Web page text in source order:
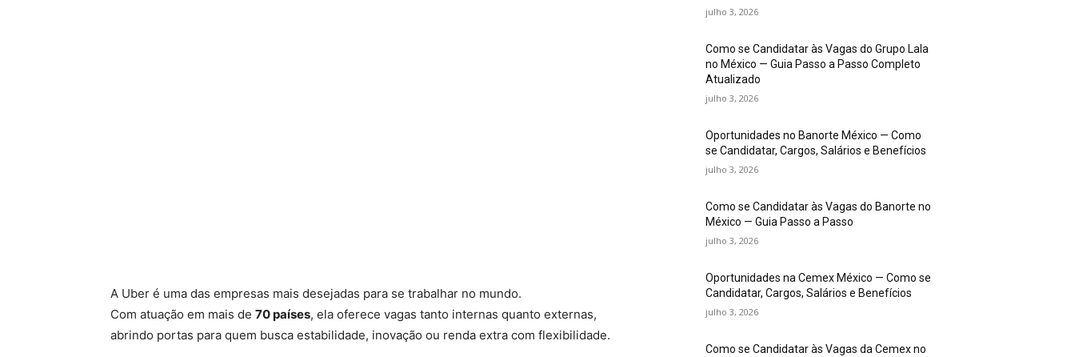
A Uber é uma das empresas mais desejadas para se trabalhar no mundo.
Com atuação em mais de 70 países, ela oferece vagas tanto internas quanto externas,
abrindo portas para quem busca estabilidade, inovação ou renda extra com flexibilidade.
julho 3, 2026
Como se Candidatar às Vagas do Grupo Lala
no México — Guia Passo a Passo Completo
Atualizado
julho 3, 2026
Oportunidades no Banorte México — Como
se Candidatar, Cargos, Salários e Benefícios
julho 3, 2026
Como se Candidatar às Vagas do Banorte no
México — Guia Passo a Passo
julho 3, 2026
Oportunidades na Cemex México — Como se
Candidatar, Cargos, Salários e Benefícios
julho 3, 2026
Como se Candidatar às Vagas da Cemex no